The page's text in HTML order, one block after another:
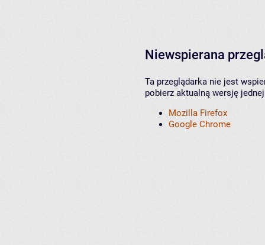
Niewspierana
Ta przeglądarka nie jest
pobierz aktualną wersję
Mozilla Firefox
Google Chrome